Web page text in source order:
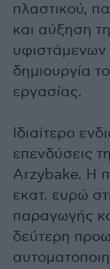
πλαστικού,
και αύξηση
υφιστάμενων
δημιουργία
εργασίας.
Ιδιαίτερο
επενδύσεις
Arzybake. Η
εκατ. ευρώ
παραγωγής
δεύτερη